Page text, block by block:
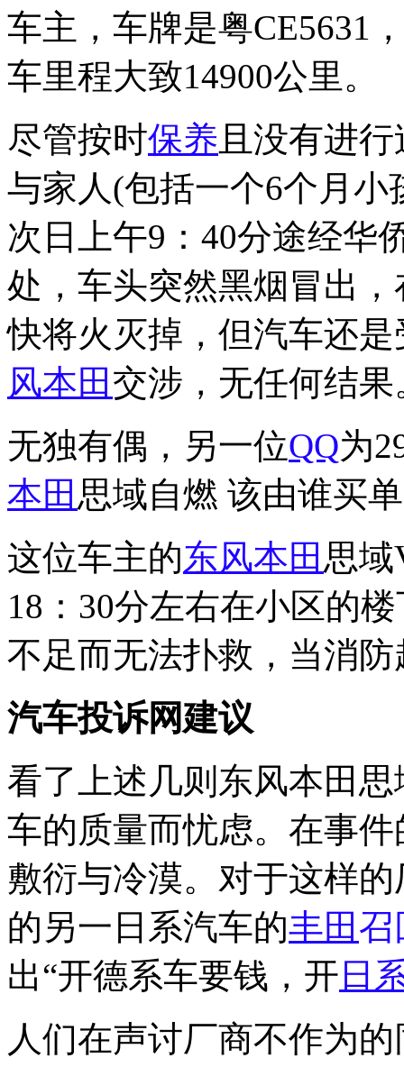
车主，车牌是粤CE5631
车里程大致14900公里。
尽管按时保养 且没有进
与家人(包括一个6个月
次日上午9：40分途经华
处，车头突然黑烟冒出
快将火灭掉，但汽车还
风本田 交涉，无任何结果
无独有偶，另一位QQ为
本田 思域自燃 该由谁买
这位车主的东风本田 思域
18：30分左右在小区的
不足而无法扑救，当消
汽车投诉网建议
看了上述几则东风本田
车的质量而忧虑。在事
敷衍与冷漠。对于这样
的另一日系汽车的丰田 召
出“开德系车要钱，开 日
人们在声讨厂商不作为